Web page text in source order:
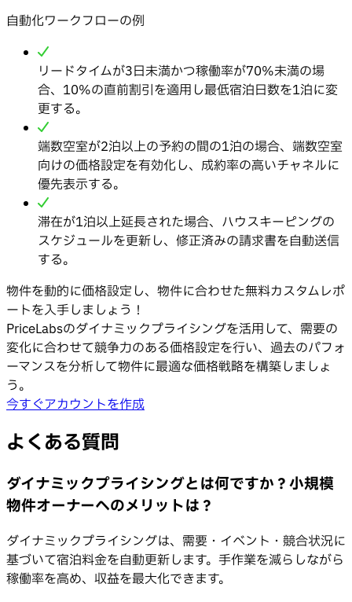
自動化ワークフローの例
リードタイムが3日未満かつ稼働率が70%未満の場
合、10%の直前割引を適用し最低宿泊日数を1泊に変
更する。
端数空室が2泊以上の予約の間の1泊の場合、端数空室
向けの価格設定を有効化し、成約率の高いチャネルに
優先表示する。
滞在が1泊以上延長された場合、ハウスキーピングの
スケジュールを更新し、修正済みの請求書を自動送信
する。
物件を動的に価格設定し、物件に合わせた無料カスタムレポ
ートを入手しましょう！
PriceLabsのダイナミックプライシングを活用して、需要の
変化に合わせて競争力のある価格設定を行い、過去のパフォ
ーマンスを分析して物件に最適な価格戦略を構築しましょ
う。
今すぐアカウントを作成
よくある質問
ダイナミックプライシングとは何ですか？小規模
物件オーナーへのメリットは？
ダイナミックプライシングは、需要・イベント・競合状況に
基づいて宿泊料金を自動更新します。手作業を減らしながら
稼働率を高め、収益を最大化できます。